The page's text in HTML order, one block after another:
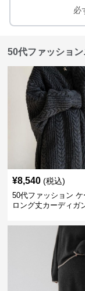
必
50代ファッショ
¥8,540 (税込)
50代ファッション
ロング丈カーディガ